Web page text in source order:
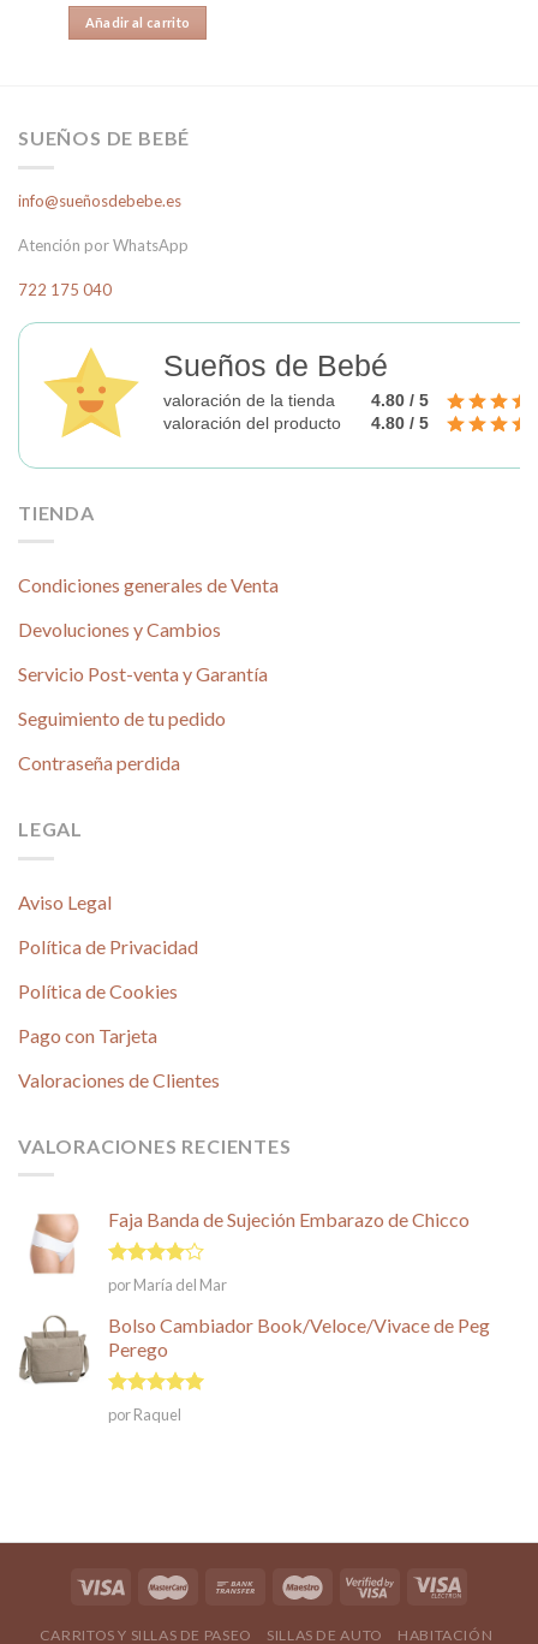
original
era:
136,00€.99,00€.
Añadir al carrito
SUEÑOS DE BEBÉ
info@sueñosdebebe.es
Atención por WhatsApp
722 175 040
Sueños de Bebé
valoración de la tienda
4.80 / 5
valoración del producto
4.80 / 5
TIENDA
Condiciones generales de Venta
Devoluciones y Cambios
Servicio Post-venta y Garantía
Seguimiento de tu pedido
Contraseña perdida
LEGAL
Aviso Legal
Política de Privacidad
Política de Cookies
Pago con Tarjeta
Valoraciones de Clientes
VALORACIONES RECIENTES
Faja Banda de Sujeción Embarazo de Chicco
Valorado
en
5
por María del Mar
Bolso Cambiador Book/Veloce/Vivace de Peg
Perego
Valorado en
5
de 5
por Raquel
CARRITOS Y SILLAS DE PASEO SILLAS DE AUTO
HABITACIÓN